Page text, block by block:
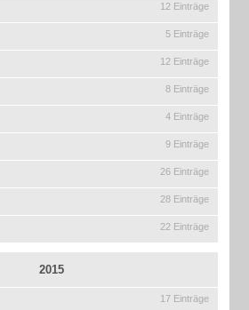
12 Einträge
5 Einträge
12 Einträge
8 Einträge
4 Einträge
9 Einträge
26 Einträge
28 Einträge
22 Einträge
2015
17 Einträge